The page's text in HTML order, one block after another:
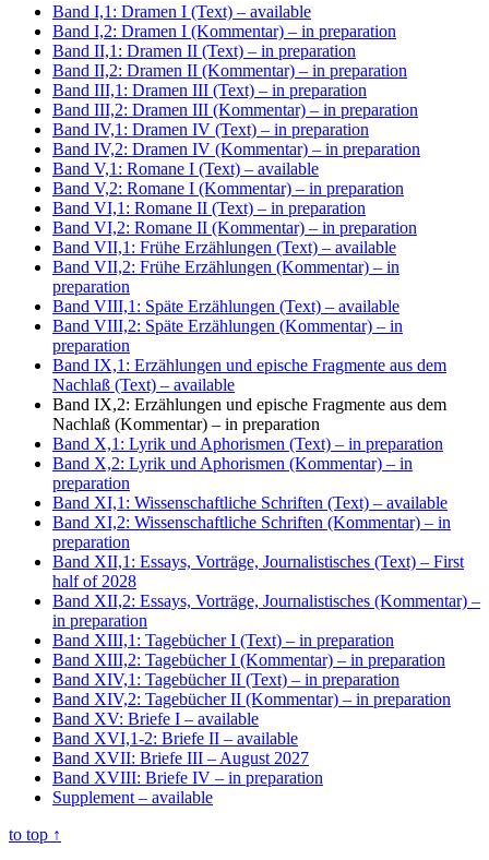
Band I,1: Dramen I (Text) – available
Band I,2: Dramen I (Kommentar) – in preparation
Band II,1: Dramen II (Text) – in preparation
Band II,2: Dramen II (Kommentar) – in preparation
Band III,1: Dramen III (Text) – in preparation
Band III,2: Dramen III (Kommentar) – in preparation
Band IV,1: Dramen IV (Text) – in preparation
Band IV,2: Dramen IV (Kommentar) – in preparation
Band V,1: Romane I (Text) – available
Band V,2: Romane I (Kommentar) – in preparation
Band VI,1: Romane II (Text) – in preparation
Band VI,2: Romane II (Kommentar) – in preparation
Band VII,1: Frühe Erzählungen (Text) – available
Band VII,2: Frühe Erzählungen (Kommentar) – in
preparation
Band VIII,1: Späte Erzählungen (Text) – available
Band VIII,2: Späte Erzählungen (Kommentar) – in
preparation
Band IX,1: Erzählungen und epische Fragmente aus dem
Nachlaß (Text) – available
Band IX,2: Erzählungen und epische Fragmente aus dem
Nachlaß (Kommentar) – in preparation
Band X,1: Lyrik und Aphorismen (Text) – in preparation
Band X,2: Lyrik und Aphorismen (Kommentar) – in
preparation
Band XI,1: Wissenschaftliche Schriften (Text) – available
Band XI,2: Wissenschaftliche Schriften (Kommentar) – in
preparation
Band XII,1: Essays, Vorträge, Journalistisches (Text) – First
half of 2028
Band XII,2: Essays, Vorträge, Journalistisches (Kommentar) –
in preparation
Band XIII,1: Tagebücher I (Text) – in preparation
Band XIII,2: Tagebücher I (Kommentar) – in preparation
Band XIV,1: Tagebücher II (Text) – in preparation
Band XIV,2: Tagebücher II (Kommentar) – in preparation
Band XV: Briefe I – available
Band XVI,1-2: Briefe II – available
Band XVII: Briefe III – August 2027
Band XVIII: Briefe IV – in preparation
Supplement – available
to top ↑